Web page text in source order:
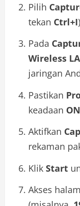
Pilih
tekan Ctrl+I
Pada
Wireless
jaringan
Pastikan
keadaan ON
Aktifkan
rekaman
Klik Start
Akses